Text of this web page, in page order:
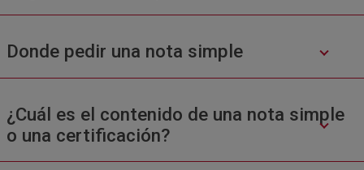
Donde pedir una nota simple
¿Cuál es el contenido de una nota simple
o una certificación?